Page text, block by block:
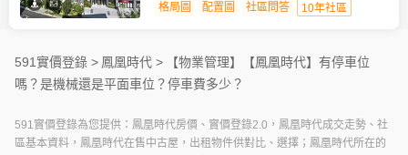
格局圖 配置圖 社區問答 10年社區
591實價登錄 > 鳳凰時代 > 【物業管理】
【鳳凰時代】有停車位
嗎？是機械還是平面車位？停車費多少？
591實價登錄為您提供：鳳凰時代房價、實價登錄2.0，鳳凰時代成交走勢、社
區基本資料，鳳凰時代在售中古屋，出租物件供對比、選擇；鳳凰時代所在的